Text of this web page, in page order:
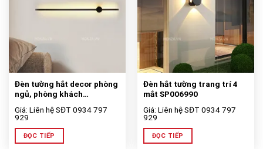
Đèn tường hắt decor phòng
ngủ, phòng khách
Giá: Liên hệ SĐT 0934 797
929
ĐỌC TIẾP
Đèn hắt tường trang trí 4
mắt SP006990
Giá: Liên hệ SĐT 0934 797
929
ĐỌC TIẾP